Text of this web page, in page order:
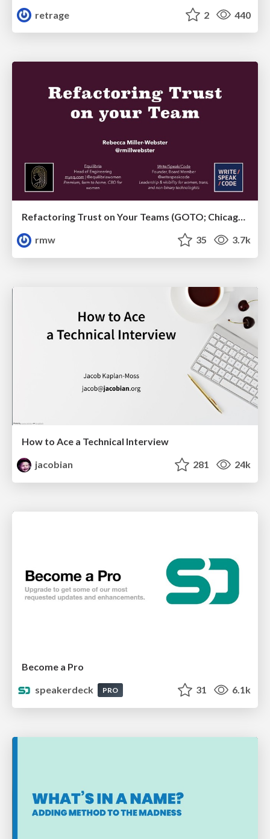
retrage
2 440
Refactoring Trust on Your Teams (GOTO; Chicago 2020)
rmw
35 3.7k
How to Ace a Technical Interview
jacobian
281 24k
Become a Pro
speakerdeck
PRO 31 6.1k